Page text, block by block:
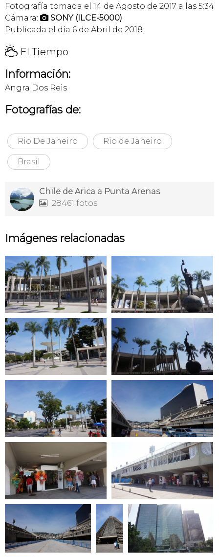
Fotografía tomada el 14 de Agosto de 2017 a las 5:34
Cámara:  SONY (ILCE-5000)
Publicada el día 6 de Abril de 2018.
H El Tiempo
Información:
Angra Dos Reis
Fotografías de:
Rio De Janeiro Rio de Janeiro
Brasil
Chile de Arica a Punta Arenas
 28461 fotos
Imágenes relacionadas